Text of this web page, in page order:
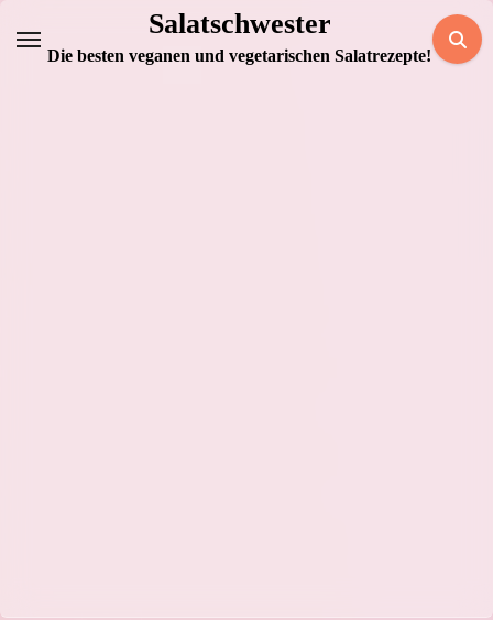
Inhalt
Salatschwester
Die besten veganen und vegetarischen Salatrezepte!